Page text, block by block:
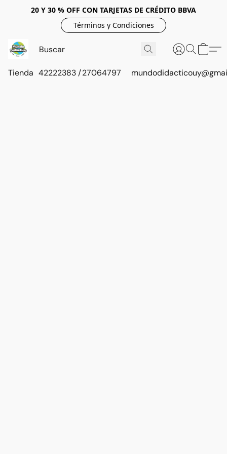
20 Y 30 % OFF CON TARJETAS DE CRÉDITO BBVA
Términos y Condiciones
Tienda 42222383 / 27064797